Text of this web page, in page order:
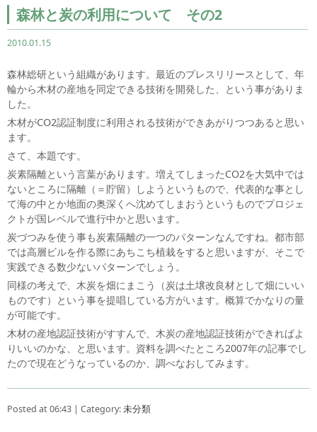
森林と炭の利用について その2
2010.01.15
森林総研という組織があります。最近のプレスリリースとして、年
輪から木材の産地を同定できる技術を開発した、という事がありま
した。
木材がCO2認証制度に利用される技術ができあがりつつあると思い
ます。
さて、本題です。
炭素隔離という言葉があります。増えてしまったCO2を大気中では
ないところに隔離（＝貯留）しようというもので、代表的な事とし
て海の中とか地面の奥深くへ沈めてしまおうというものでプロジェ
クトが国レベルで進行中かと思います。
炭づつみを使う事も炭素隔離の一つのパターンなんですね。都市部
では高層ビルを作る際にあちこち植栽をすると思いますが、そこで
実践できる数少ないパターンでしょう。
同様の考えで、木炭を畑にまこう（炭は土壌改良材として畑にいい
ものです）という事を提唱している方がいます。概算でかなりの量
が可能です。
木材の産地認証技術がすすんで、木炭の産地認証技術ができればよ
りいいのかな、と思います。資料を調べたところ2007年の記事でし
たので現在どうなっているのか、調べなおしてみます。
Posted at 06:43 | Category:未分類